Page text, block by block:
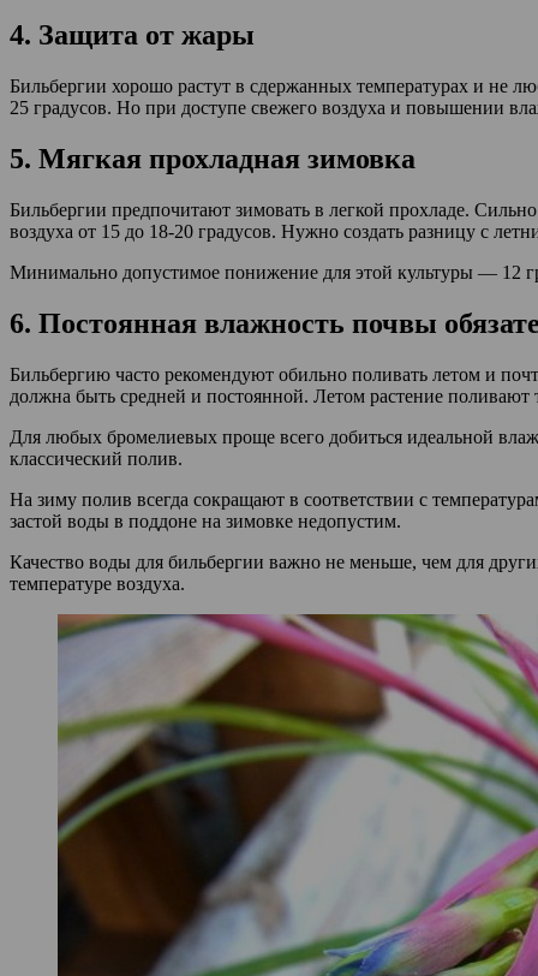
4. Защита от жары
Бильбергии хорошо растут в сдержанных температурах и не
25 градусов. Но при доступе свежего воздуха и повышении
5. Мягкая прохладная зимовка
Бильбергии предпочитают зимовать в легкой прохладе.
воздуха от 15 до 18-20 градусов. Нужно создать разницу с
Минимально допустимое понижение для этой культуры — 12
6. Постоянная влажность почвы
Бильбергию часто рекомендуют обильно поливать летом и
должна быть средней и постоянной. Летом растение поливают
Для любых бромелиевых проще всего добиться идеальной
классический полив.
На зиму полив всегда сокращают в соответствии с
застой воды в поддоне на зимовке недопустим.
Качество воды для бильбергии важно не меньше, чем для
температуре воздуха.